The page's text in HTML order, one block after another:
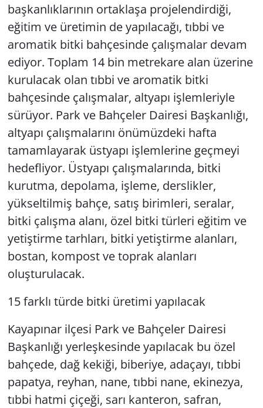
başkanlıklarının ortaklaşa projelendirdiği,
eğitim ve üretimin de yapılacağı, tıbbi ve
aromatik bitki bahçesinde çalışmalar devam
ediyor. Toplam 14 bin metrekare alan üzerine
kurulacak olan tıbbi ve aromatik bitki
bahçesinde çalışmalar, altyapı işlemleriyle
sürüyor. Park ve Bahçeler Dairesi Başkanlığı,
altyapı çalışmalarını önümüzdeki hafta
tamamlayarak üstyapı işlemlerine geçmeyi
hedefliyor. Üstyapı çalışmalarında, bitki
kurutma, depolama, işleme, derslikler,
yükseltilmiş bahçe, satış birimleri, seralar,
bitki çalışma alanı, özel bitki türleri eğitim ve
yetiştirme tarhları, bitki yetiştirme alanları,
bostan, kompost ve toprak alanları
oluşturulacak.
15 farklı türde bitki üretimi yapılacak
Kayapınar ilçesi Park ve Bahçeler Dairesi
Başkanlığı yerleşkesinde yapılacak bu özel
bahçede, dağ kekiği, biberiye, adaçayı, tıbbi
papatya, reyhan, nane, tıbbi nane, ekinezya,
tıbbi hatmi çiçeği, sarı kanteron, safran,